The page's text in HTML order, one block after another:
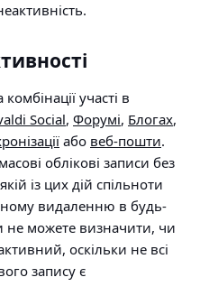
участі в
Social, Форумі, Блогах,
або веб-пошти.
облікові записи без
із цих дій спільноти
видаленню в будь-
не можете визначити, чи
оскільки не всі
запису є